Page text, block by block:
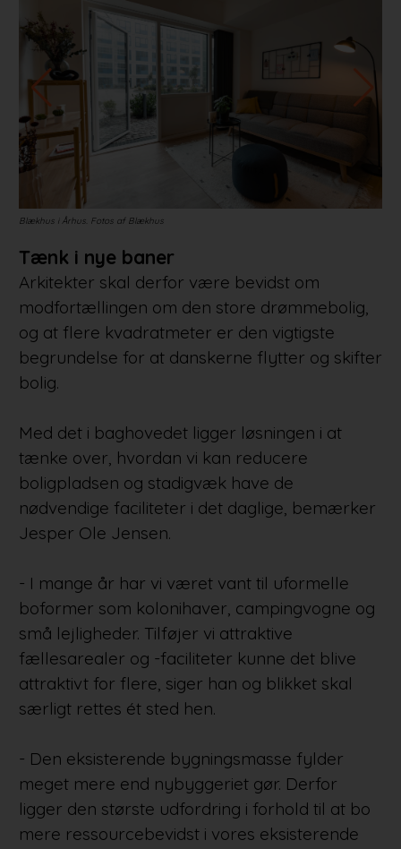
Blækhus i Århus. Fotos af Blækhus
Tænk i nye baner
Arkitekter skal derfor være bevidst om
modfortællingen om den store drømmebolig,
og at flere kvadratmeter er den vigtigste
begrundelse for at danskerne flytter og skifter
bolig.
Med det i baghovedet ligger løsningen i at
tænke over, hvordan vi kan reducere
boligpladsen og stadigvæk have de
nødvendige faciliteter i det daglige, bemærker
Jesper Ole Jensen.
- I mange år har vi været vant til uformelle
boformer som kolonihaver, campingvogne og
små lejligheder. Tilføjer vi attraktive
fællesarealer og -faciliteter kunne det blive
attraktivt for flere, siger han og blikket skal
særligt rettes ét sted hen.
- Den eksisterende bygningsmasse fylder
meget mere end nybyggeriet gør. Derfor
ligger den største udfordring i forhold til at bo
mere ressourcebevidst i vores eksisterende